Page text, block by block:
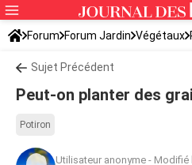
Forum Forum Jardin Végétaux
Sujet Précédent
Peut-on planter des
Potiron
Utilisateur anonyme - Modifié